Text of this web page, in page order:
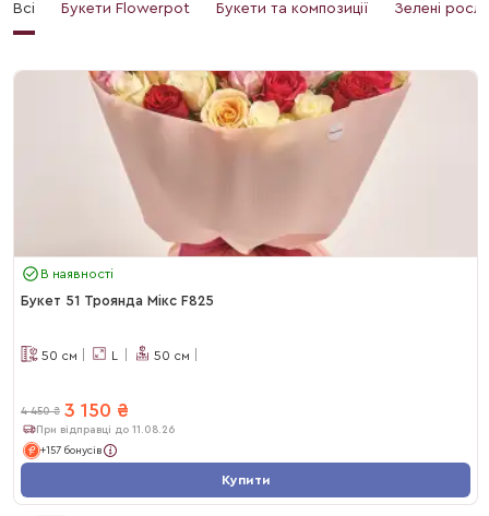
Всі Букети Flowerpot Букети та композиції Зелені
В наявності
Букет 51 Троянда Мікс F825
50 см L 50 см
4 450 ₴ 3 150 ₴
При відправці до 11.08.26
+157 бонусів
Купити